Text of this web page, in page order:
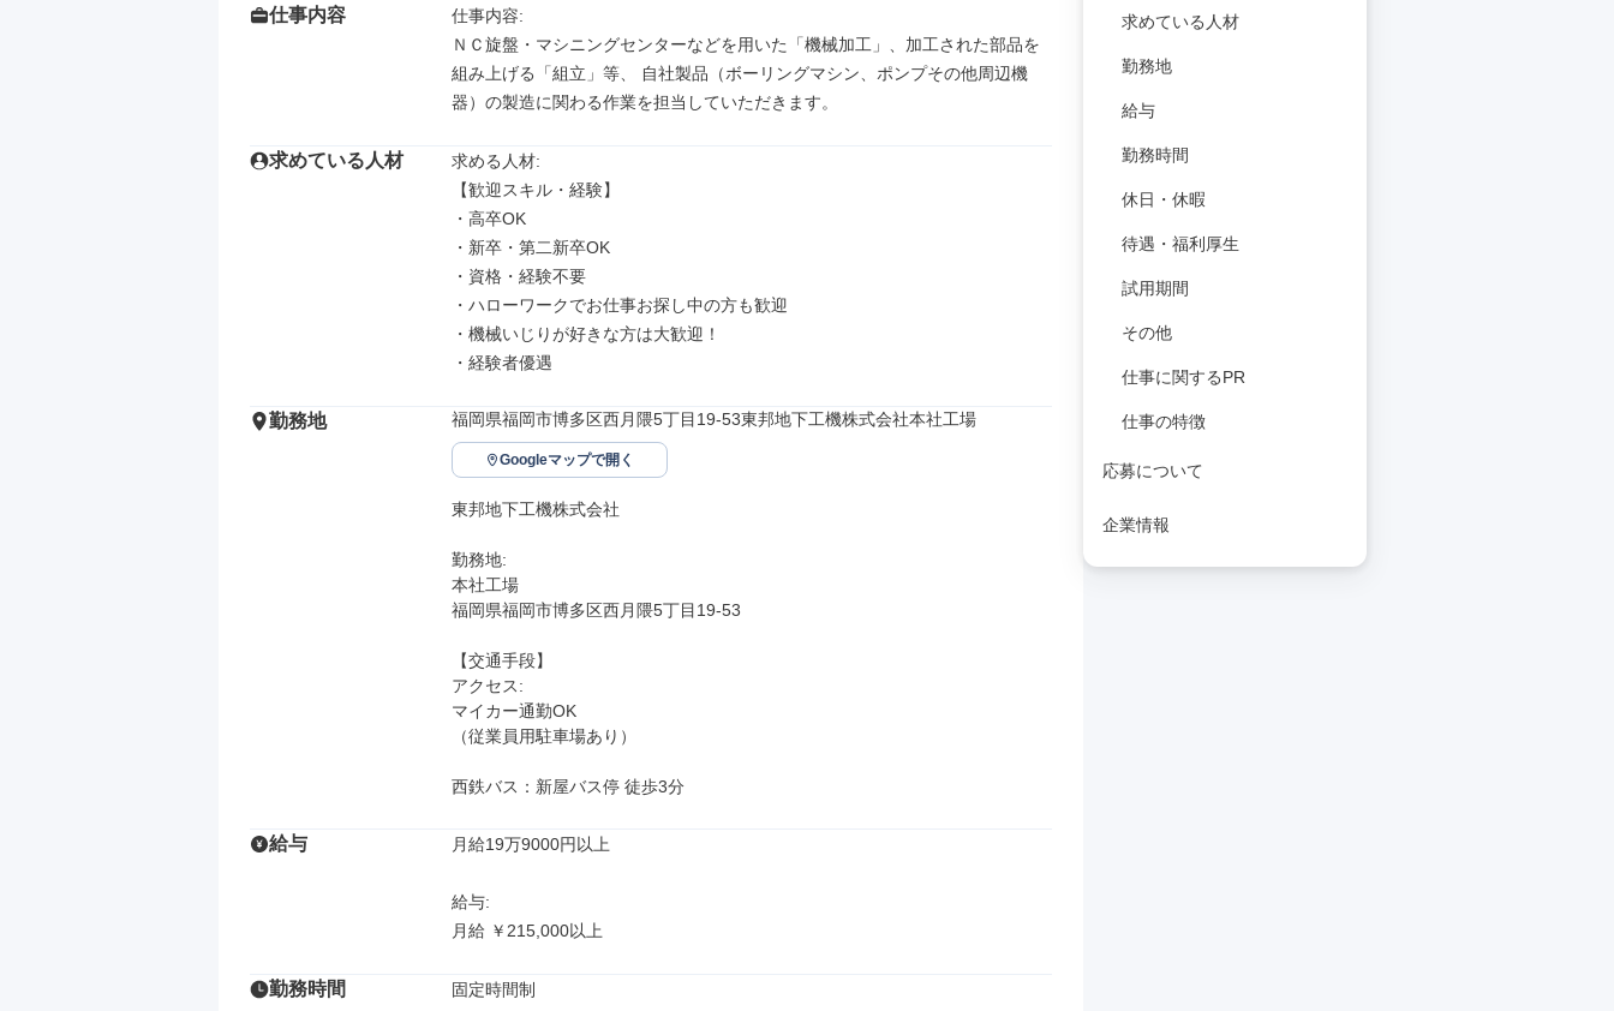
仕事内容
仕事内容:
ＮＣ旋盤・マシニングセンターなどを用いた「機械加工」、加工された部品を
組み上げる「組立」等、 自社製品（ボーリングマシン、ポンプその他周辺機
器）の製造に関わる作業を担当していただきます。
求めている人材
求める人材:
【歓迎スキル・経験】
・高卒OK
・新卒・第二新卒OK
・資格・経験不要
・ハローワークでお仕事お探し中の方も歓迎
・機械いじりが好きな方は大歓迎！
・経験者優遇
勤務地 福岡県福岡市博多区西月隈5丁目19-53東邦地下工機株式会社本社工場
Googleマップで開く
東邦地下工機株式会社
勤務地:
本社工場
福岡県福岡市博多区西月隈5丁目19-53
【交通手段】
アクセス:
マイカー通勤OK
（従業員用駐車場あり）
西鉄バス：新屋バス停 徒歩3分
給与 月給19万9000円以上
給与:
月給 ￥215,000以上
勤務時間 固定時間制
求めている人材
勤務地
給与
勤務時間
休日・休暇
待遇・福利厚生
試用期間
その他
仕事に関するPR
仕事の特徴
応募について
企業情報